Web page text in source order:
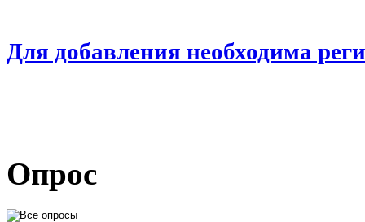
Для добавления необходима
Опрос